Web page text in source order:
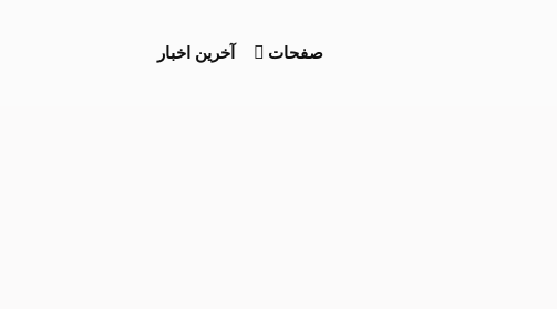
صفحات آخرین اخبار